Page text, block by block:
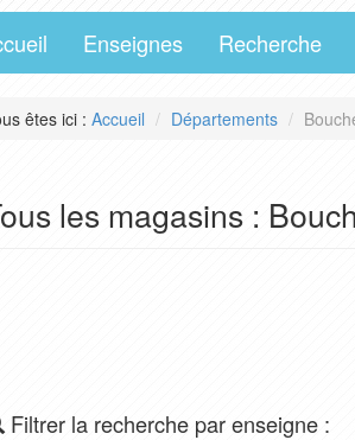
Enseignes Recherche
êtes ici : Accueil Départements
les magasins :
Filtrer la recherche par enseigne :